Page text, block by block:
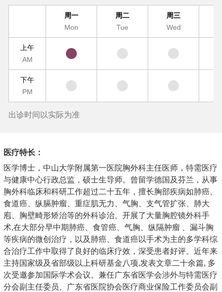
周一
Mon
周二
Tue
周三
Wed
上午
AM
下午
PM
出诊时间以实际为准
医疗特长：
医学博士，中山大学附属第一医院胸外科主任医师，特需医疗
与健康中心行政总监，硕士生导师。曾留学德国及芬兰，从事
胸外科临床和科研工作超过二十五年，擅长胸部疾病如肺癌、
食道癌、纵膈肿瘤、重症肌无力、气胸、支气管扩张、肺大
庖、胸壁畸形矫治等的外科诊治。开展了大量胸腔镜外科手
术,在大部分早中期肺癌、食管癌、气胸、纵隔肿瘤 、漏斗胸
等疾病的微创治疗，以及肺癌、食道癌以手术为主的多学科综
合治疗工作中取得了良好的临床疗效，深受患者好评。近年来
主持国家级及省部级以上科研基金八项,发表文章二十余篇, 多
次受邀参加国际学术会议。兼任广东省医学会涉外与特需医疗
分会副主任委员、广东省医院协会医疗商业保险工作委员会副